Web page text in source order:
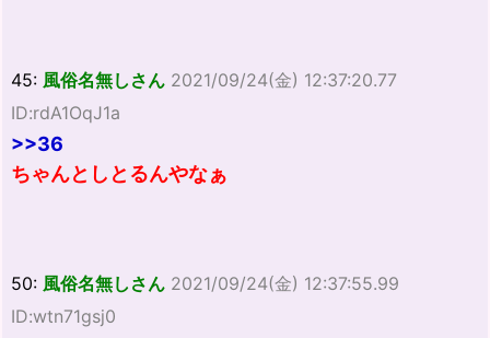
45: 風俗名無しさん 2021/09/24(金) 12:37:20.77
ID:rdA1OqJ1a
>>36
ちゃんとしとるんやなぁ
50: 風俗名無しさん 2021/09/24(金) 12:37:55.99
ID:wtn71gsj0